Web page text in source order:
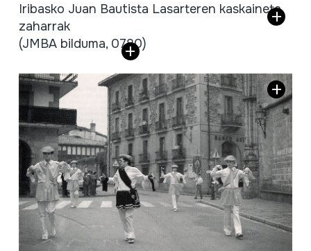
Iribasko Juan Bautista Lasarteren kaskaineta
zaharrak
(JMBA bilduma, 0780)